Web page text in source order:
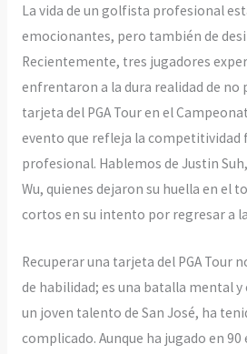
La vida de un golfista profesional
emocionantes, pero también de
Recientemente, tres jugadores
enfrentaron a la dura realidad de no
tarjeta del PGA Tour en el
evento que refleja la competitividad
profesional. Hablemos de Justin
Wu, quienes dejaron su huella en el
cortos en su intento por regresar a
Recuperar una tarjeta del PGA Tour
de habilidad; es una batalla mental
un joven talento de San José, ha
complicado. Aunque ha jugado en 90